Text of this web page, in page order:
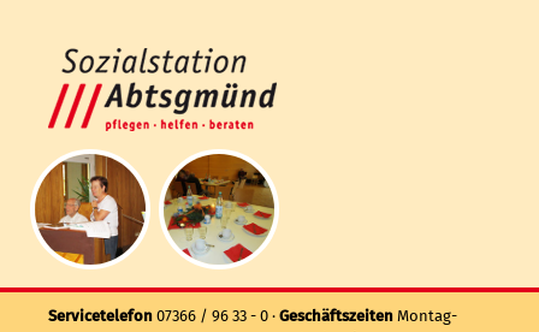
Servicetelefon 07366 / 96 33 - 0 · Geschäftszeiten Montag-